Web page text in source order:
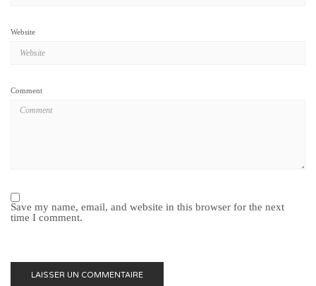
Website
Comment
Save my name, email, and website in this browser for the next
time I comment.